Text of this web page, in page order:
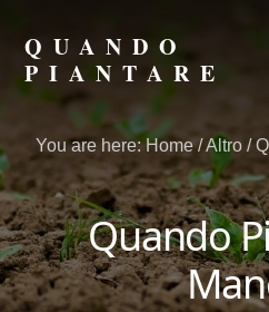
primary
sidebar
content
QUANDO
PIANTARE
Scopri
Momento
Giusto
per
Seminare
e
Piantare
You are here:Home /Altro /
Quando